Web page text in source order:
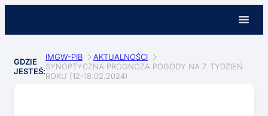
GDZIE
JESTEŚ:
IMGW-PIB
AKTUALNOŚCI
SYNOPTYCZNA PROGNOZA POGODY NA 7. TYDZIEŃ
ROKU (12-18.02.2024)